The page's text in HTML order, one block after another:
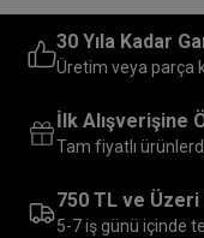
30 Yıla Kadar
Üretim veya parça
İlk Alışverişine
Tam fiyatlı
750 TL ve
5-7 iş günü içinde